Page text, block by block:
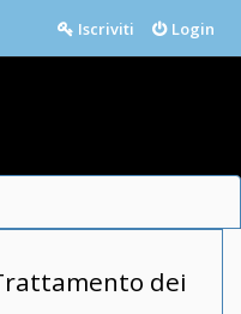
Login
Iscriviti
dei